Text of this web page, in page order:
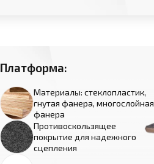
Платформа:
Материалы: стеклопластик,
гнутая фанера, многослойная
фанера
Противоскользящее
покрытие для надежного
сцепления